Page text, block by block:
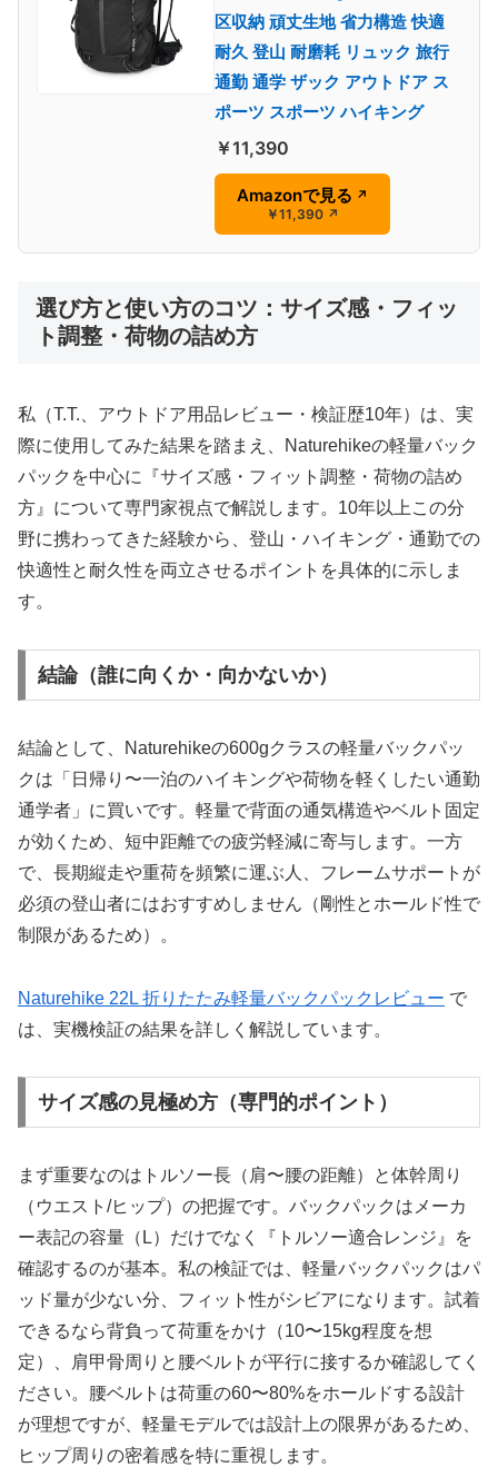
区収納 頑丈生地 省力構造 快適
耐久 登山 耐磨耗 リュック 旅行
通勤 通学 ザック アウトドア ス
ポーツ スポーツ ハイキング
￥11,390
Amazonで見る ↗
￥11,390 ↗
選び方と使い方のコツ：サイズ感・フィッ
ト調整・荷物の詰め方
私（T.T.、アウトドア用品レビュー・検証歴10年）は、実
際に使用してみた結果を踏まえ、Naturehikeの軽量バック
パックを中心に『サイズ感・フィット調整・荷物の詰め
方』について専門家視点で解説します。10年以上この分
野に携わってきた経験から、登山・ハイキング・通勤での
快適性と耐久性を両立させるポイントを具体的に示しま
す。
結論（誰に向くか・向かないか）
結論として、Naturehikeの600gクラスの軽量バックパッ
クは「日帰り〜一泊のハイキングや荷物を軽くしたい通勤
通学者」に買いです。軽量で背面の通気構造やベルト固定
が効くため、短中距離での疲労軽減に寄与します。一方
で、長期縦走や重荷を頻繁に運ぶ人、フレームサポートが
必須の登山者にはおすすめしません（剛性とホールド性で
制限があるため）。
Naturehike 22L 折りたたみ軽量バックパックレビュー で
は、実機検証の結果を詳しく解説しています。
サイズ感の見極め方（専門的ポイント）
まず重要なのはトルソー長（肩〜腰の距離）と体幹周り
（ウエスト/ヒップ）の把握です。バックパックはメーカ
ー表記の容量（L）だけでなく『トルソー適合レンジ』を
確認するのが基本。私の検証では、軽量バックパックはパ
ッド量が少ない分、フィット性がシビアになります。試着
できるなら背負って荷重をかけ（10〜15kg程度を想
定）、肩甲骨周りと腰ベルトが平行に接するか確認してく
ださい。腰ベルトは荷重の60〜80%をホールドする設計
が理想ですが、軽量モデルでは設計上の限界があるため、
ヒップ周りの密着感を特に重視します。